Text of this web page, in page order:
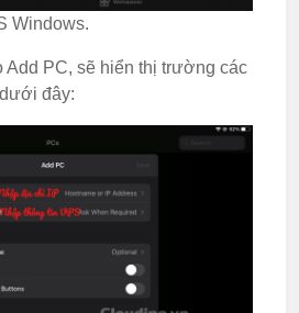
Windows.
Add PC, sẽ hiển thị trường các
đây: